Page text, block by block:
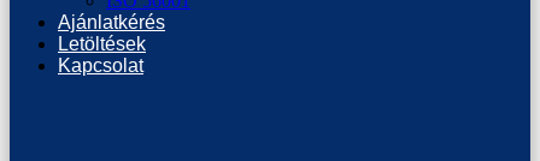
Ajánlatkérés
Letöltések
Kapcsolat